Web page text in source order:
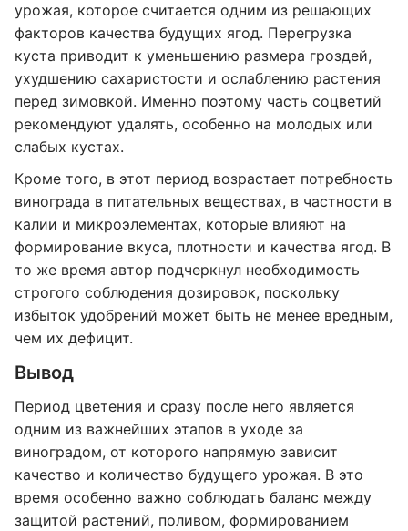
урожая, которое считается одним из решающих
факторов качества будущих ягод. Перегрузка
куста приводит к уменьшению размера гроздей,
ухудшению сахаристости и ослаблению растения
перед зимовкой. Именно поэтому часть соцветий
рекомендуют удалять, особенно на молодых или
слабых кустах.
Кроме того, в этот период возрастает потребность
винограда в питательных веществах, в частности в
калии и микроэлементах, которые влияют на
формирование вкуса, плотности и качества ягод. В
то же время автор подчеркнул необходимость
строгого соблюдения дозировок, поскольку
избыток удобрений может быть не менее вредным,
чем их дефицит.
Вывод
Период цветения и сразу после него является
одним из важнейших этапов в уходе за
виноградом, от которого напрямую зависит
качество и количество будущего урожая. В это
время особенно важно соблюдать баланс между
защитой растений, поливом, формированием